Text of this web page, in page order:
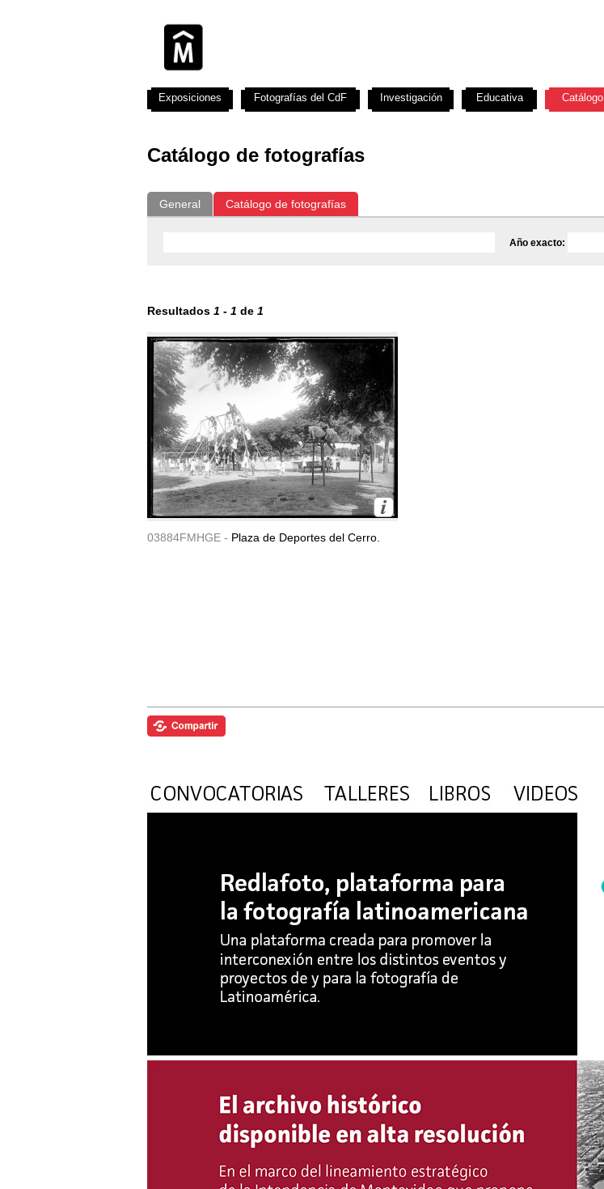
Catálogo de fotografías
General Catálogo de fotografías
Año exacto:
Resultados 1 - 1 de 1
03884FMHGE - Plaza de Deportes del Cerro.
Exposiciones Fotografías del CdF Investigación Educativa Catálogo